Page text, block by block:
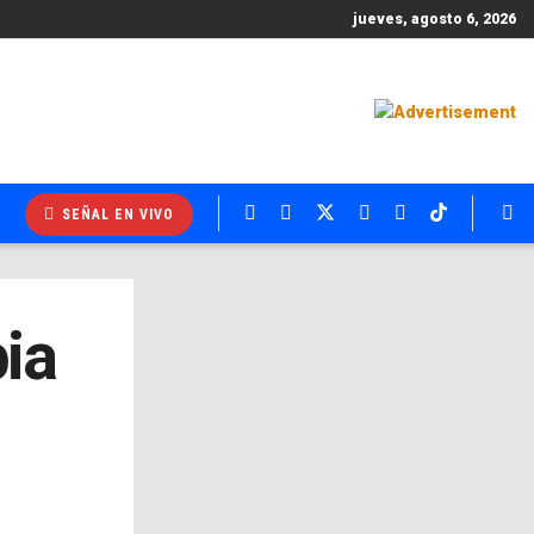
jueves, agosto 6, 2026
SEÑAL EN VIVO